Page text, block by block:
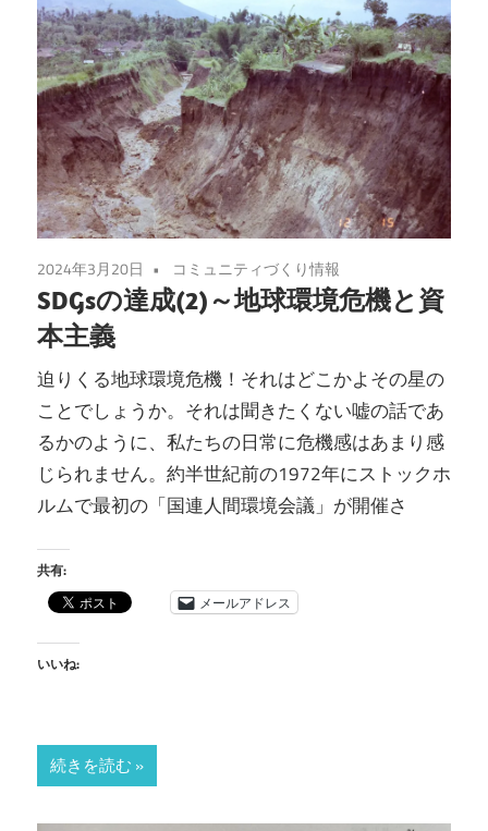
2024年3月20日 コミュニティづくり情報
SDGsの達成(2)～地球環境危機と資
本主義
迫りくる地球環境危機！それはどこかよその星の
ことでしょうか。それは聞きたくない嘘の話であ
るかのように、私たちの日常に危機感はあまり感
じられません。約半世紀前の1972年にストックホ
ルムで最初の「国連人間環境会議」が開催さ
共有:
メールアドレス
いいね:
続きを読む